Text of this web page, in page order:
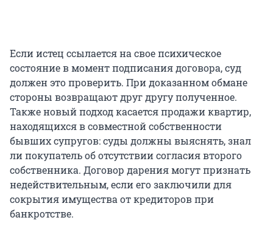
Если истец ссылается на свое психическое
состояние в момент подписания договора, суд
должен это проверить. При доказанном обмане
стороны возвращают друг другу полученное.
Также новый подход касается продажи квартир,
находящихся в совместной собственности
бывших супругов: суды должны выяснять, знал
ли покупатель об отсутствии согласия второго
собственника. Договор дарения могут признать
недействительным, если его заключили для
сокрытия имущества от кредиторов при
банкротстве.